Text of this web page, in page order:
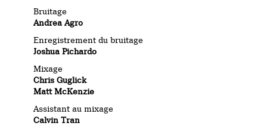
Bruitage
Andrea Agro
Enregistrement du bruitage
Joshua Pichardo
Mixage
Chris Guglick
Matt McKenzie
Assistant au mixage
Calvin Tran